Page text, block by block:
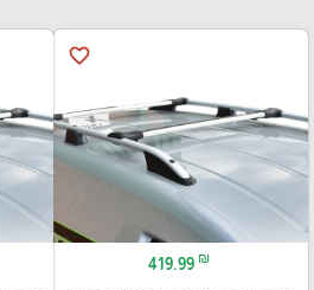
favorite_border
419.99 ₪